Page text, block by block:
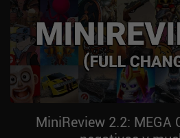
MiniReview 2.2: